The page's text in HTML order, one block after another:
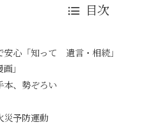
目次
心「知って 遺言・相続」
」
本、勢ぞろい
予防運動